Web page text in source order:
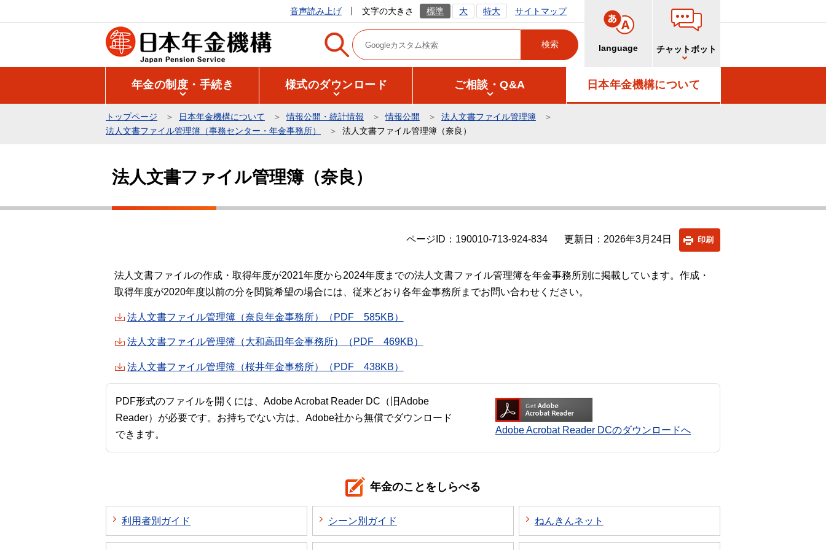
の
音声読み上げ 文字の大きさ 標準 大 特大 サイトマップ
language チャットボット
年金の制度・手続き 様式のダウンロード ご相談・Q&A 日本年金機構について
トップページ 日本年金機構について 情報公開・統計情報 情報公開
法人文書ファイル管理簿
法人文書ファイル管理簿（事務センター・年金事務所）
法人文書ファイル管理簿（奈良）
法人文書ファイル管理簿（奈良）
ページID：190010-713-924-834 更新日：2026年3月24日 印刷
法人文書ファイルの作成・取得年度が2021年度から2024年度までの法人文書ファイル管理簿を年金事務所別に掲載しています。作成・
取得年度が2020年度以前の分を閲覧希望の場合には、従来どおり各年金事務所までお問い合わせください。
法人文書ファイル管理簿（奈良年金事務所）（PDF 585KB）
法人文書ファイル管理簿（大和高田年金事務所）（PDF 469KB）
法人文書ファイル管理簿（桜井年金事務所）（PDF 438KB）
PDF形式のファイルを開くには、Adobe Acrobat Reader DC（旧Adobe
Reader）が必要です。お持ちでない方は、Adobe社から無償でダウンロード
できます。
Adobe Acrobat Reader DCのダウンロードへ
年金のことをしらべる
利用者別ガイド シーン別ガイド ねんきんネット